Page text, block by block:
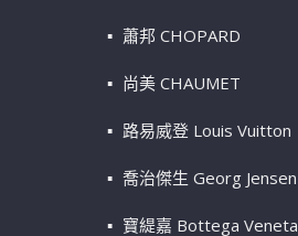
蕭邦 CHOPARD
尚美 CHAUMET
路易威登 Louis Vuitton
喬治傑生 Georg Jensen
寶緹嘉 Bottega Veneta